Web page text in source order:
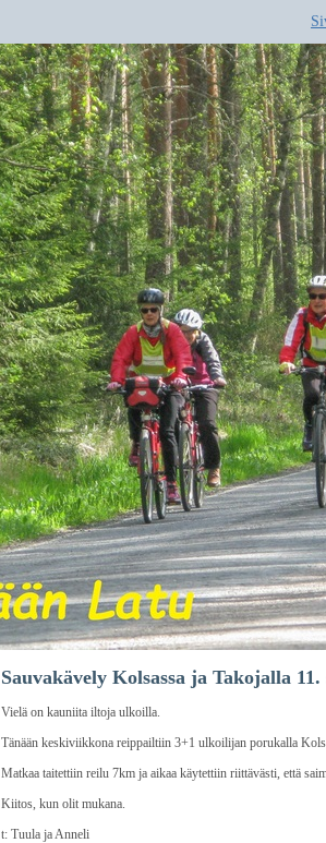
Sauvakävely Kolsassa ja Takojalla
Vielä on kauniita iltoja ulkoilla.
Tänään keskiviikkona reippailtiin 3+1 ulkoilijan porukalla
Matkaa taitettiin reilu 7km ja aikaa käytettiin riittävästi, että
Kiitos, kun olit mukana.
t: Tuula ja Anneli